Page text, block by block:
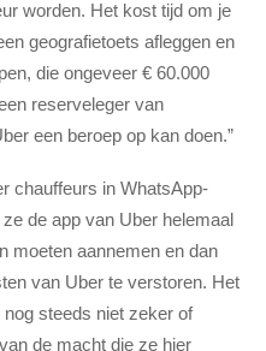
worden. Het kost tijd om je
geografietoets afleggen en
die ongeveer € 60.000
reserveleger van
een beroep op kan doen.”
chauffeurs in WhatsApp-
de app van Uber helemaal
moeten aannemen en dan
van Uber te verstoren. Het
steeds niet zeker of
de macht die ze hier